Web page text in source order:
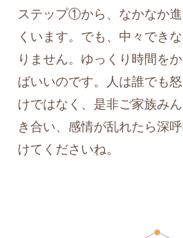
ステップ①から、なかなか
くいます。でも、中々でき
りません。ゆっくり時間を
ばいいのです。人は誰でも
けではなく、是非ご家族み
き合い、感情が乱れたら深
けてくださいね。